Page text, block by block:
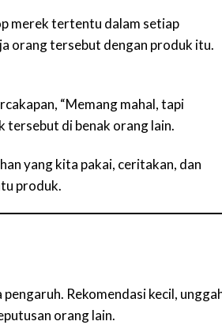
merek tertentu dalam setiap
orang tersebut dengan produk itu.
“Memang mahal, tapi
tersebut di benak orang lain.
yang kita pakai, ceritakan, dan
produk.
Rekomendasi kecil,
orang lain.